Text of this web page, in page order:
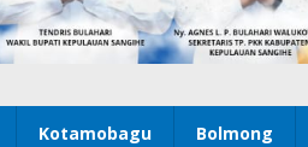
Kotamobagu Bolmong